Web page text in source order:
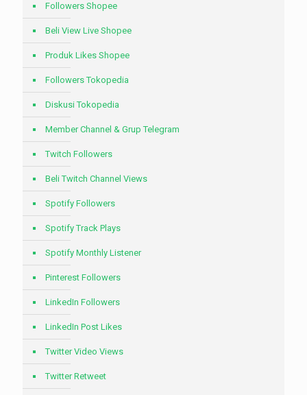
Followers Shopee
Beli View Live Shopee
Produk Likes Shopee
Followers Tokopedia
Diskusi Tokopedia
Member Channel & Grup Telegram
Twitch Followers
Beli Twitch Channel Views
Spotify Followers
Spotify Track Plays
Spotify Monthly Listener
Pinterest Followers
LinkedIn Followers
LinkedIn Post Likes
Twitter Video Views
Twitter Retweet